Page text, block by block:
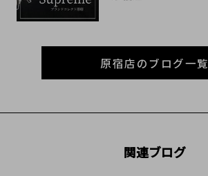
原宿店のブログ一覧
関連ブログ